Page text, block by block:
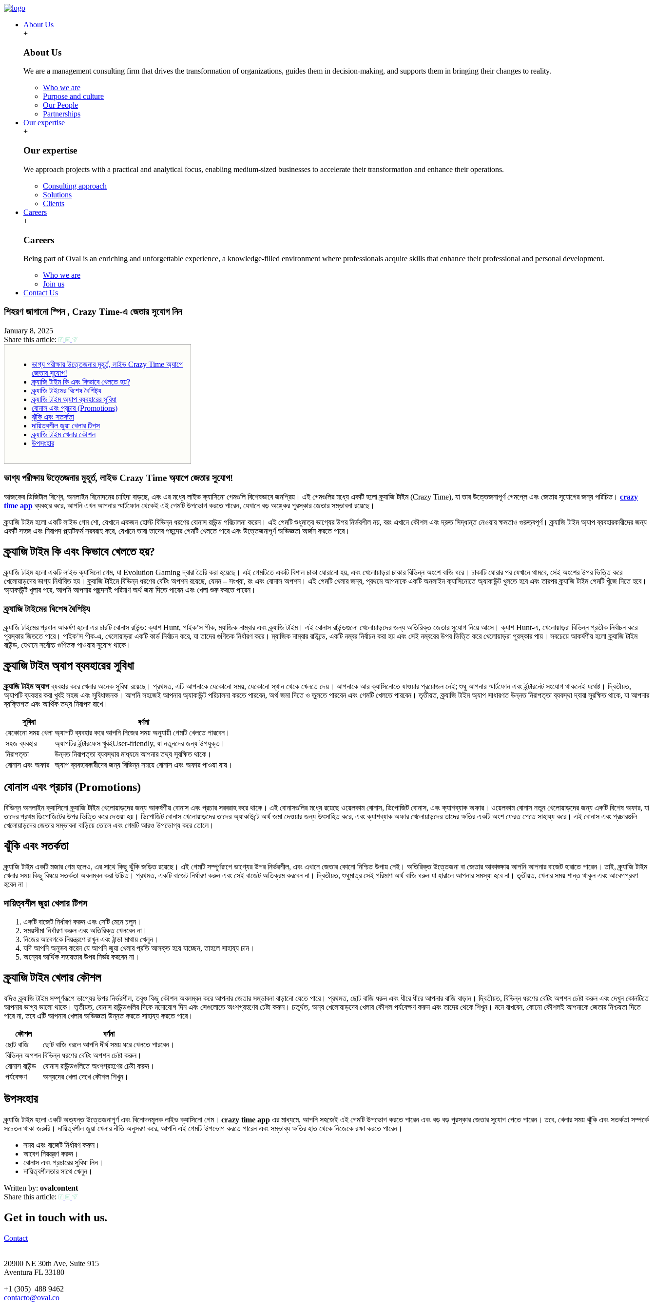
About Us
+
About Us
We are a management consulting firm that drives the transformation of organizations, guides them in decision-making, and supports them in bringing their changes to reality.
Who we are
Purpose and culture
Our People
Partnerships
Our expertise
+
Our expertise
We approach projects with a practical and analytical focus, enabling medium-sized businesses to accelerate their transformation and enhance their operations.
Consulting approach
Solutions
Clients
Careers
+
Careers
Being part of Oval is an enriching and unforgettable experience, a knowledge-filled environment where professionals acquire skills that enhance their professional and personal development.
Who we are
Join us
Contact Us
শিহরণ জাগানো স্পিন , Crazy Time-এ জেতার সুযোগ নিন
January 8, 2025
Share this article:
ভাগ্য পরীক্ষায় উত্তেজনার মুহূর্ত, লাইভ Crazy Time অ্যাপে
জেতার সুযোগ!
ক্র্যাজি টাইম কি এবং কিভাবে খেলতে হয়?
ক্র্যাজি টাইমের বিশেষ বৈশিষ্ট্য
ক্র্যাজি টাইম অ্যাপ ব্যবহারের সুবিধা
বোনাস এবং প্রচার (Promotions)
ঝুঁকি এবং সতর্কতা
দায়িত্বশীল জুয়া খেলার টিপস
ক্র্যাজি টাইম খেলার কৌশল
উপসংহার
ভাগ্য পরীক্ষায় উত্তেজনার মুহূর্ত, লাইভ Crazy Time অ্যাপে জেতার সুযোগ!
আজকের ডিজিটাল বিশ্বে, অনলাইন বিনোদনের চাহিদা বাড়ছে, এবং এর মধ্যে লাইভ ক্যাসিনো গেমগুলি বিশেষভাবে জনপ্রিয়। এই গেমগুলির মধ্যে একটি হলো ক্র্যাজি টাইম (Crazy Time), যা তার উত্তেজনাপূর্ণ গেমপ্লে এবং জেতার সুযোগের জন্য পরিচিত। crazy
time appব্যবহার করে, আপনি এখন আপনার স্মার্টফোন থেকেই এই গেমটি উপভোগ করতে পারেন, যেখানে বড় অঙ্কের পুরস্কার জেতার সম্ভাবনা রয়েছে।
ক্র্যাজি টাইম হলো একটি লাইভ গেম শো, যেখানে একজন হোস্ট বিভিন্ন ধরণের বোনাস রাউন্ড পরিচালনা করেন। এই গেমটি শুধুমাত্র ভাগ্যের উপর নির্ভরশীল নয়, বরং এখানে কৌশল এবং দ্রুত সিদ্ধান্ত নেওয়ার ক্ষমতাও গুরুত্বপূর্ণ। ক্র্যাজি টাইম অ্যাপ ব্যবহারকারীদের জন্য
একটি সহজ এবং নিরাপদ প্ল্যাটফর্ম সরবরাহ করে, যেখানে তারা তাদের পছন্দের গেমটি খেলতে পারে এবং উত্তেজনাপূর্ণ অভিজ্ঞতা অর্জন করতে পারে।
ক্র্যাজি টাইম কি এবং কিভাবে খেলতে হয়?
ক্র্যাজি টাইম হলো একটি লাইভ ক্যাসিনো গেম, যা Evolution Gaming দ্বারা তৈরি করা হয়েছে। এই গেমটিতে একটি বিশাল চাকা ঘোরানো হয়, এবং খেলোয়াড়রা চাকার বিভিন্ন অংশে বাজি ধরে। চাকাটি ঘোরার পর যেখানে থামবে, সেই অংশের উপর ভিত্তি করে
খেলোয়াড়দের ভাগ্য নির্ধারিত হয়। ক্র্যাজি টাইমে বিভিন্ন ধরণের বেটিং অপশন রয়েছে, যেমন – সংখ্যা, রং এবং বোনাস অপশন। এই গেমটি খেলার জন্য, প্রথমে আপনাকে একটি অনলাইন ক্যাসিনোতে অ্যাকাউন্ট খুলতে হবে এবং তারপর ক্র্যাজি টাইম গেমটি খুঁজে নিতে হবে।
অ্যাকাউন্ট খুলার পরে, আপনি আপনার পছন্দসই পরিমাণ অর্থ জমা দিতে পারেন এবং খেলা শুরু করতে পারেন।
ক্র্যাজি টাইমের বিশেষ বৈশিষ্ট্য
ক্র্যাজি টাইমের প্রধান আকর্ষণ হলো এর চারটি বোনাস রাউন্ড: ক্যাশ Hunt, পাইক’স পীক, ম্যাজিক নাম্বার এবং ক্র্যাজি টাইম। এই বোনাস রাউন্ডগুলো খেলোয়াড়দের জন্য অতিরিক্ত জেতার সুযোগ নিয়ে আসে। ক্যাশ Hunt-এ, খেলোয়াড়রা বিভিন্ন প্রতীক নির্বাচন করে
পুরস্কার জিততে পারে। পাইক’স পীক-এ, খেলোয়াড়রা একটি কার্ড নির্বাচন করে, যা তাদের গুণিতক নির্ধারণ করে। ম্যাজিক নাম্বার রাউন্ডে, একটি নম্বর নির্বাচন করা হয় এবং সেই নম্বরের উপর ভিত্তি করে খেলোয়াড়রা পুরস্কার পায়। সবচেয়ে আকর্ষণীয় হলো ক্র্যাজি টাইম
রাউন্ড, যেখানে সর্বোচ্চ গুণিতক পাওয়ার সুযোগ থাকে।
ক্র্যাজি টাইম অ্যাপ ব্যবহারের সুবিধা
ক্র্যাজি টাইম অ্যাপব্যবহার করে খেলার অনেক সুবিধা রয়েছে। প্রথমত, এটি আপনাকে যেকোনো সময়, যেকোনো স্থান থেকে খেলতে দেয়। আপনাকে আর ক্যাসিনোতে যাওয়ার প্রয়োজন নেই; শুধু আপনার স্মার্টফোন এবং ইন্টারনেট সংযোগ থাকলেই যথেষ্ট। দ্বিতীয়ত,
অ্যাপটি ব্যবহার করা খুবই সহজ এবং সুবিধাজনক। আপনি সহজেই আপনার অ্যাকাউন্ট পরিচালনা করতে পারবেন, অর্থ জমা দিতে ও তুলতে পারবেন এবং গেমটি খেলতে পারবেন। তৃতীয়ত, ক্র্যাজি টাইম অ্যাপ সাধারণত উন্নত নিরাপত্তা ব্যবস্থা দ্বারা সুরক্ষিত থাকে, যা আপনার
ব্যক্তিগত এবং আর্থিক তথ্য নিরাপদ রাখে।
সুবিধা
বর্ণনা
যেকোনো সময় খেলা অ্যাপটি ব্যবহার করে আপনি নিজের সময় অনুযায়ী গেমটি খেলতে পারবেন।
সহজ ব্যবহার
অ্যাপটির ইন্টারফেস খুবইUser-friendly, যা নতুনদের জন্য উপযুক্ত।
নিরাপত্তা
উন্নত নিরাপত্তা ব্যবস্থার মাধ্যমে আপনার তথ্য সুরক্ষিত থাকে।
বোনাস এবং অফার
অ্যাপ ব্যবহারকারীদের জন্য বিভিন্ন সময়ে বোনাস এবং অফার পাওয়া যায়।
বোনাস এবং প্রচার (Promotions)
বিভিন্ন অনলাইন ক্যাসিনো ক্র্যাজি টাইম খেলোয়াড়দের জন্য আকর্ষণীয় বোনাস এবং প্রচার সরবরাহ করে থাকে। এই বোনাসগুলির মধ্যে রয়েছে ওয়েলকাম বোনাস, ডিপোজিট বোনাস, এবং ক্যাশব্যাক অফার। ওয়েলকাম বোনাস নতুন খেলোয়াড়দের জন্য একটি বিশেষ অফার, যা
তাদের প্রথম ডিপোজিটের উপর ভিত্তি করে দেওয়া হয়। ডিপোজিট বোনাস খেলোয়াড়দের তাদের অ্যাকাউন্টে অর্থ জমা দেওয়ার জন্য উৎসাহিত করে, এবং ক্যাশব্যাক অফার খেলোয়াড়দের তাদের ক্ষতির একটি অংশ ফেরত পেতে সাহায্য করে। এই বোনাস এবং প্রচারগুলি
খেলোয়াড়দের জেতার সম্ভাবনা বাড়িয়ে তোলে এবং গেমটি আরও উপভোগ্য করে তোলে।
ঝুঁকি এবং সতর্কতা
ক্র্যাজি টাইম একটি মজার গেম হলেও, এর সাথে কিছু ঝুঁকি জড়িত রয়েছে। এই গেমটি সম্পূর্ণরূপে ভাগ্যের উপর নির্ভরশীল, এবং এখানে জেতার কোনো নিশ্চিত উপায় নেই। অতিরিক্ত উত্তেজনা বা জেতার আকাঙ্ক্ষায় আপনি আপনার বাজেট হারাতে পারেন। তাই, ক্র্যাজি টাইম
খেলার সময় কিছু বিষয়ে সতর্কতা অবলম্বন করা উচিত। প্রথমত, একটি বাজেট নির্ধারণ করুন এবং সেই বাজেট অতিক্রম করবেন না। দ্বিতীয়ত, শুধুমাত্র সেই পরিমাণ অর্থ বাজি ধরুন যা হারালে আপনার সমস্যা হবে না। তৃতীয়ত, খেলার সময় শান্ত থাকুন এবং আবেগপ্রবণ
হবেন না।
দায়িত্বশীল জুয়া খেলার টিপস
একটি বাজেট নির্ধারণ করুন এবং সেটি মেনে চলুন।
সময়সীমা নির্ধারণ করুন এবং অতিরিক্ত খেলবেন না।
নিজের আবেগকে নিয়ন্ত্রণে রাখুন এবং ঠান্ডা মাথায় খেলুন।
যদি আপনি অনুভব করেন যে আপনি জুয়া খেলার প্রতি আসক্ত হয়ে যাচ্ছেন, তাহলে সাহায্য চান।
অন্যের আর্থিক সহায়তার উপর নির্ভর করবেন না।
ক্র্যাজি টাইম খেলার কৌশল
যদিও ক্র্যাজি টাইম সম্পূর্ণরূপে ভাগ্যের উপর নির্ভরশীল, তবুও কিছু কৌশল অবলম্বন করে আপনার জেতার সম্ভাবনা বাড়ানো যেতে পারে। প্রথমত, ছোট বাজি ধরুন এবং ধীরে ধীরে আপনার বাজি বাড়ান। দ্বিতীয়ত, বিভিন্ন ধরণের বেটিং অপশন চেষ্টা করুন এবং দেখুন কোনটিতে
আপনার ভাগ্য ভালো থাকে। তৃতীয়ত, বোনাস রাউন্ডগুলির দিকে মনোযোগ দিন এবং সেগুলোতে অংশগ্রহণের চেষ্টা করুন। চতুর্থত, অন্য খেলোয়াড়দের খেলার কৌশল পর্যবেক্ষণ করুন এবং তাদের থেকে শিখুন। মনে রাখবেন, কোনো কৌশলই আপনাকে জেতার নিশ্চয়তা দিতে
পারে না, তবে এটি আপনার খেলার অভিজ্ঞতা উন্নত করতে সাহায্য করতে পারে।
কৌশল
বর্ণনা
ছোট বাজি
ছোট বাজি ধরলে আপনি দীর্ঘ সময় ধরে খেলতে পারবেন।
বিভিন্ন অপশন বিভিন্ন ধরণের বেটিং অপশন চেষ্টা করুন।
বোনাস রাউন্ড
বোনাস রাউন্ডগুলিতে অংশগ্রহণের চেষ্টা করুন।
পর্যবেক্ষণ
অন্যদের খেলা দেখে কৌশল শিখুন।
উপসংহার
ক্র্যাজি টাইম হলো একটি অত্যন্ত উত্তেজনাপূর্ণ এবং বিনোদনমূলক লাইভ ক্যাসিনো গেম। crazy time app এর মাধ্যমে, আপনি সহজেই এই গেমটি উপভোগ করতে পারেন এবং বড় বড় পুরস্কার জেতার সুযোগ পেতে পারেন। তবে, খেলার সময় ঝুঁকি এবং সতর্কতা সম্পর্কে
সচেতন থাকা জরুরি। দায়িত্বশীল জুয়া খেলার নীতি অনুসরণ করে, আপনি এই গেমটি উপভোগ করতে পারেন এবং সম্ভাব্য ক্ষতির হাত থেকে নিজেকে রক্ষা করতে পারেন।
সময় এবং বাজেট নির্ধারণ করুন।
আবেগ নিয়ন্ত্রণ করুন।
বোনাস এবং প্রচারের সুবিধা নিন।
দায়িত্বশীলতার সাথে খেলুন।
Written by: ovalcontent
Share this article:
Get in touch with us.
Contact
20900 NE 30th Ave, Suite 915
Aventura FL 33180
+1 (305) 488 9462
contacto@oval.co